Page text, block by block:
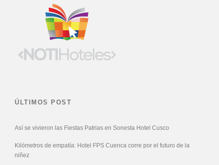
ÚLTIMOS POST
Así se vivieron las Fiestas Patrias en Sonesta Hotel Cusco
Kilómetros de empatía: Hotel FPS Cuenca corre por el futuro de la
niñez